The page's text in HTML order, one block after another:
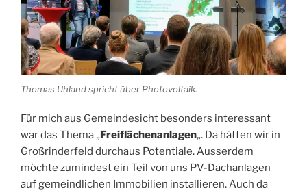
Thomas Uhland spricht über Photovoltaik.
Für mich aus Gemeindesicht besonders interessant
war das Thema „Freiflächenanlagen„. Da hätten wir in
Großrinderfeld durchaus Potentiale. Ausserdem
möchte zumindest ein Teil von uns PV-Dachanlagen
auf gemeindlichen Immobilien installieren. Auch da